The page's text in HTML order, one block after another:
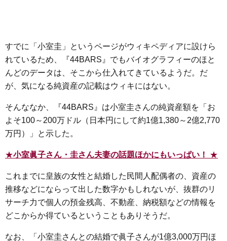
すでに「小室圭」というページがウィキペディアに設けら
れているため、『44BARS』でもバイオグラフィーのほと
んどのデータは、そこから仕入れてきているようだ。だ
が、気になる純資産の記載はウィキにはない。
そんななか、『44BARS』は小室圭さんの純資産額を「お
よそ100～200万ドル（日本円にして約1億1,380～2億2,770
万円）」と示した。
★小室眞子さん・圭さん夫妻の話題ほかにもいっぱい！ ★
これまでに皇族の女性と結婚した民間人配偶者の、資産の
推移などにならって出した数字かもしれないが、抜群のリ
サーチ力で個人の預金残高、不動産、納税額などの情報を
どこからか得ているということもありそうだ。
なお、「小室圭さんとの結婚で眞子さんが1億3,000万円ほ